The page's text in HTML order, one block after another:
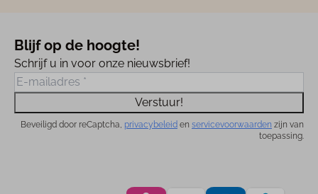
Blijf op de hoogte!
Schrijf u in voor onze nieuwsbrief!
Verstuur!
Beveiligd door reCaptcha, privacybeleid en servicevoorwaarden zijn van
toepassing.